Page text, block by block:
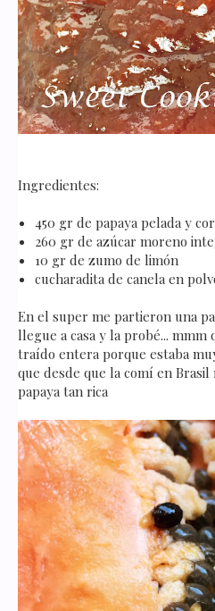
Ingredientes:
450 gr de papaya pelada y
260 gr de azúcar moreno
10 gr de zumo de limón
cucharadita de canela en
En el super me partieron una
llegue a casa y la probé... mmm
traído entera porque estaba
que desde que la comí en
papaya tan rica